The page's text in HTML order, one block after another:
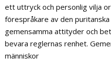
ett uttryck och personlig vilja
förespråkare av den
gemensamma attityder och
bevara reglernas renhet.
människor